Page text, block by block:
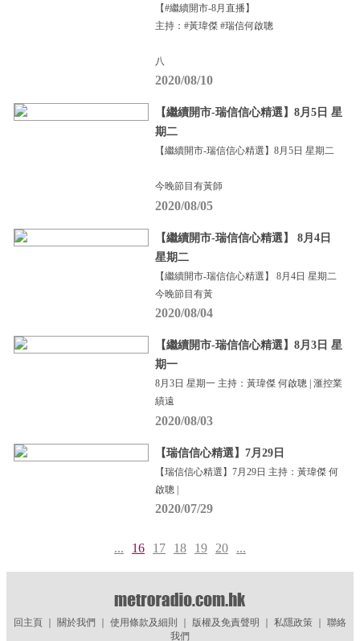
【#繼續開市-8月直播】
主持：#黃瑋傑 #瑞信何啟聰
八
2020/08/10
【繼續開市-瑞信信心精選】8月5日 星
期二
【繼續開市-瑞信信心精選】8月5日 星期二
今晚節目有黃師
2020/08/05
【繼續開市-瑞信信心精選】 8月4日
星期二
【繼續開市-瑞信信心精選】 8月4日 星期二
今晚節目有黃
2020/08/04
【繼續開市-瑞信信心精選】8月3日 星
期一
8月3日 星期一 主持：黃瑋傑 何啟聰 | 滙控業
績遠
2020/08/03
【瑞信信心精選】7月29日
【瑞信信心精選】7月29日 主持：黃瑋傑 何
啟聰 |
2020/07/29
... 16 17 18 19 20 ...
回主頁｜ 關於我們 使用條款及細則 版權及免責聲明 私隱政策｜ 聯絡
我們